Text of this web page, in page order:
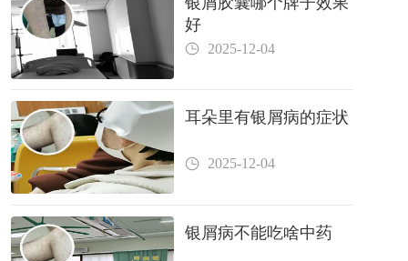
好
2025-12-04
耳朵里有银屑病的症状
2025-12-04
银屑病不能吃啥中药